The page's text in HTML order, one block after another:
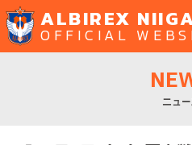
ALBIREX
OFFICIAL
ニュ